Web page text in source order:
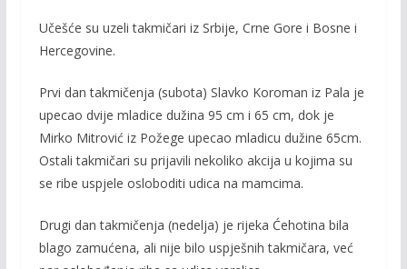
Učešće su uzeli takmičari iz Srbije, Crne Gore i Bosne i
Hercegovine.
Prvi dan takmičenja (subota) Slavko Koroman iz Pala je
upecao dvije mladice dužina 95 cm i 65 cm, dok je
Mirko Mitrović iz Požege upecao mladicu dužine 65cm.
Ostali takmičari su prijavili nekoliko akcija u kojima su
se ribe uspjele osloboditi udica na mamcima.
Drugi dan takmičenja (nedelja) je rijeka Ćehotina bila
blago zamućena, ali nije bilo uspješnih takmičara, već